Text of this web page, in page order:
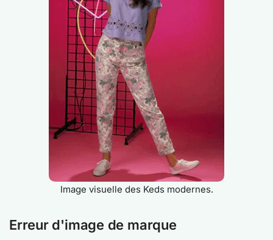
Image visuelle des Keds modernes.
Erreur d'image de marque